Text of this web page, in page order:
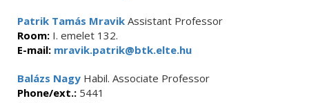
Patrik Tamás Mravik Assistant Professor
Room: I. emelet 132.
E-mail: mravik.patrik@btk.elte.hu
Balázs Nagy Habil. Associate Professor
Phone/ext.: 5441